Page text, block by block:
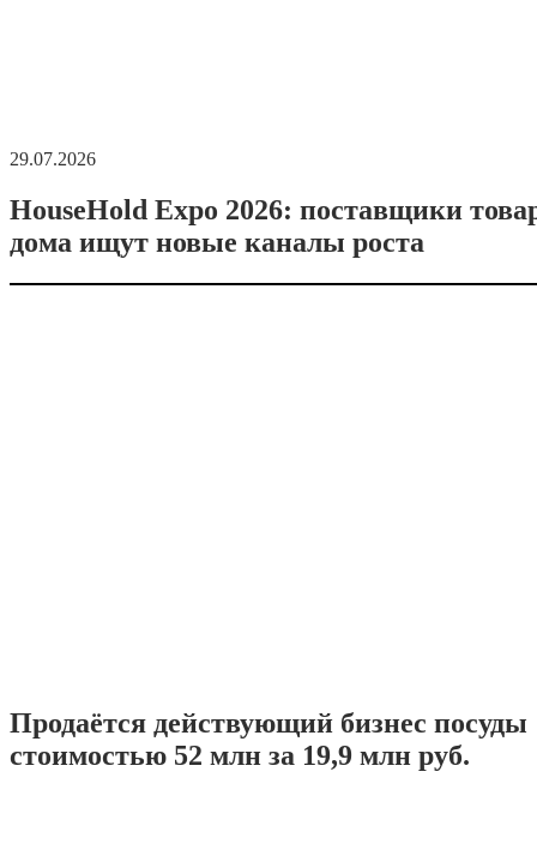
29.07.2026
HouseHold Expo 2026: поставщики
дома ищут новые каналы роста
Продаётся действующий бизнес посуды
стоимостью 52 млн за 19,9 млн руб.